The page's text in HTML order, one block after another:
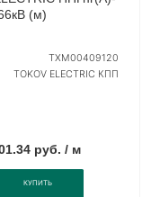
(м)
ТХМ00409120
TOKOV ELECTRIC КПП
руб. / м
КУПИТЬ